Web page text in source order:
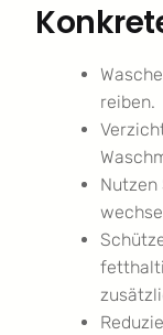
reiben.
Nutzen